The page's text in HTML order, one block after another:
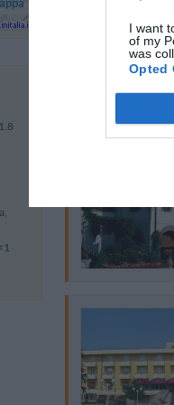
I want
of my
was
Opted